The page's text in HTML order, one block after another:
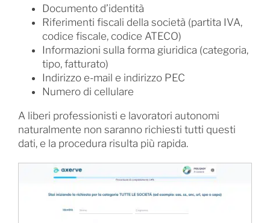
Documento d’identità
Riferimenti fiscali della società (partita IVA,
codice fiscale, codice ATECO)
Informazioni sulla forma giuridica (categoria,
tipo, fatturato)
Indirizzo e-mail e indirizzo PEC
Numero di cellulare
A liberi professionisti e lavoratori autonomi
naturalmente non saranno richiesti tutti questi
dati, e la procedura risulta più rapida.